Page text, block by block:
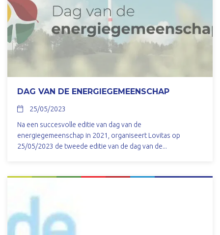
DAG VAN DE ENERGIEGEMEENSCHAP
25/05/2023
Na een succesvolle editie van dag van de
energiegemeenschap in 2021, organiseert Lovitas op
25/05/2023 de tweede editie van de dag van de...